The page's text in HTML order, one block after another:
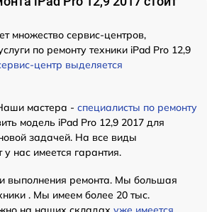
множество сервис-центров,
по ремонту техники iPad Pro 12,9
центр выделяется
мастера - специалисты по ремонту
модель iPad Pro 12,9 2017 для
задачей. На все виды
нас имеется гарантия.
выполнения ремонта. Мы большая
. Мы имеем более 20 тыс.